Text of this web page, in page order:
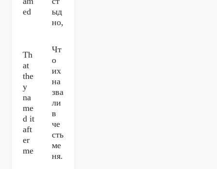
ed
ыд
но,
Th
at
the
y
na
me
d it
aft
er
me
Чт
о
их
на
зва
ли
в
че
сть
ме
ня.